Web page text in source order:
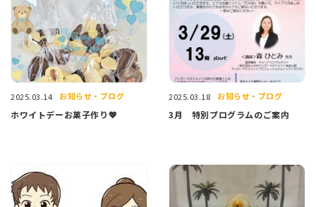
2025.03.14 お知らせ・ブログ
ホワイトデーお菓子作り💖
2025.03.18 お知らせ・ブログ
3月 特別プログラムのご案内